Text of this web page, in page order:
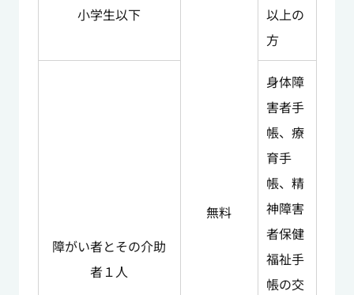
小学生以下
無料
以上の
方
障がい者とその介助
者１人
身体障
害者手
帳、療
育手
帳、精
神障害
者保健
福祉手
帳の交